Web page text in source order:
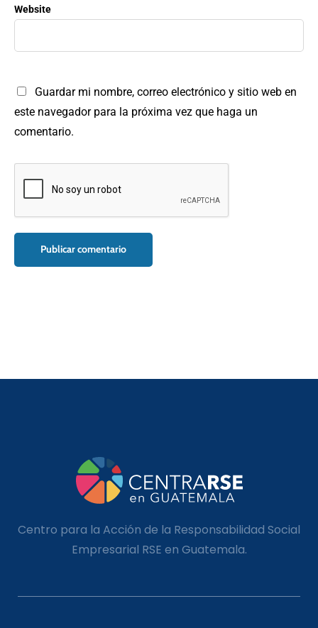
Website
Guardar mi nombre, correo electrónico y sitio web en
este navegador para la próxima vez que haga un
comentario.
Centro para la Acción de la Responsabilidad Social
Empresarial RSE en Guatemala.